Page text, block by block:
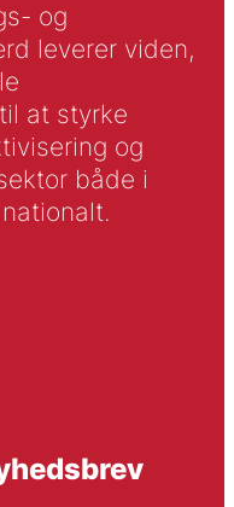
og
leverer viden,
at styrke
og
både i